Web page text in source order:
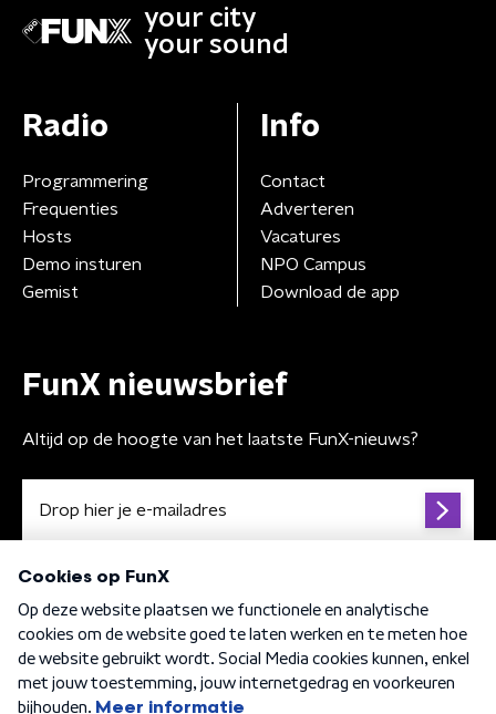
your city
your sound
Radio
Programmering
Frequenties
Hosts
Demo insturen
Gemist
Info
Contact
Adverteren
Vacatures
NPO Campus
Download de app
FunX nieuwsbrief
Altijd op de hoogte van het laatste FunX-nieuws?
Algemene voorwaarden Privacybeleid